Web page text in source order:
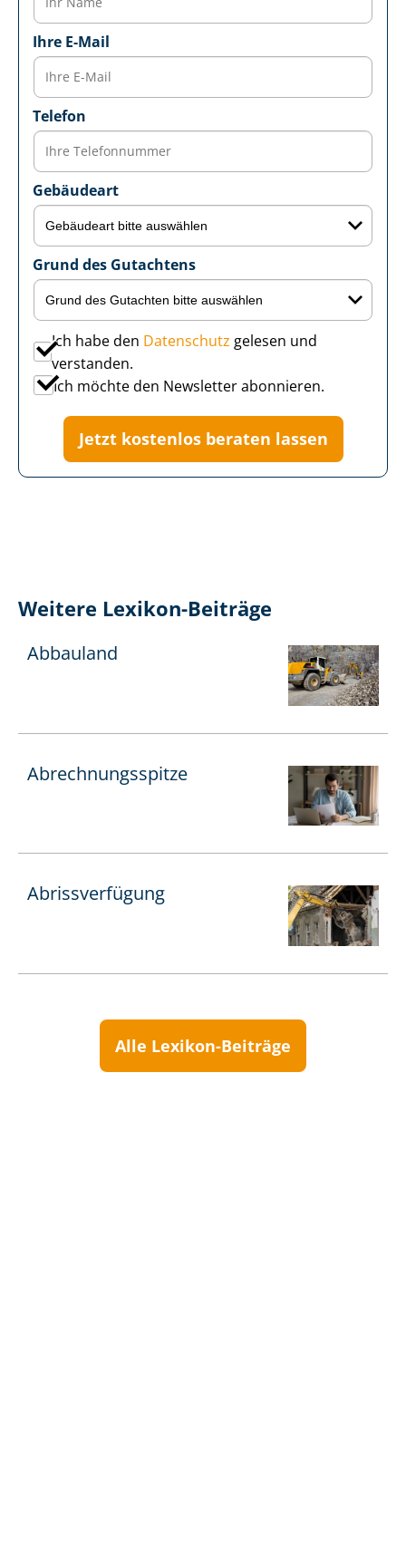
Ihre E-Mail
Telefon
Gebäudeart
Grund des Gutachtens
Ich habe den Datenschutz gelesen und
verstanden.
Ich möchte den Newsletter abonnieren.
Jetzt kostenlos beraten lassen
Weitere Lexikon-Beiträge
Abbauland
Ab­rech­nungs­spit­ze
Abrissverfügung
Alle Lexikon-Beiträge